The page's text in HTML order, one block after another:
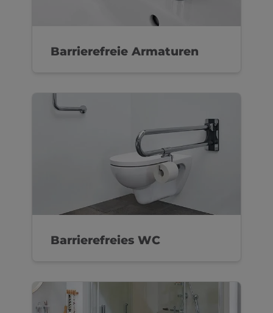
Barrierefreie Armaturen
Barrierefreies WC